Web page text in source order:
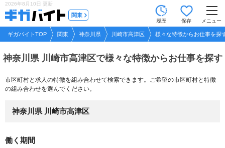
2026年8月10日 更新
関東
履歴 保存 メニュー
ギガバイトTOP 関東 神奈川県 川崎市高津区 様々な特徴からお仕事を探
神奈川県 川崎市高津区で様々な特徴からお仕事を探す
市区町村と求人の特徴を組み合わせて検索できます。ご希望の市区町村と特徴
の組み合わせを選んでください。
神奈川県 川崎市高津区
働く期間